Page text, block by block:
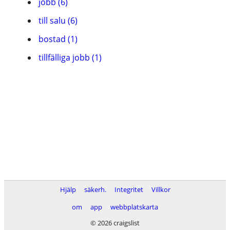
till salu (6)
bostad (1)
tillfälliga jobb (1)
Hjälp säkerh. Integritet
Villkor
om
app
webbplatskarta
© 2026 craigslist